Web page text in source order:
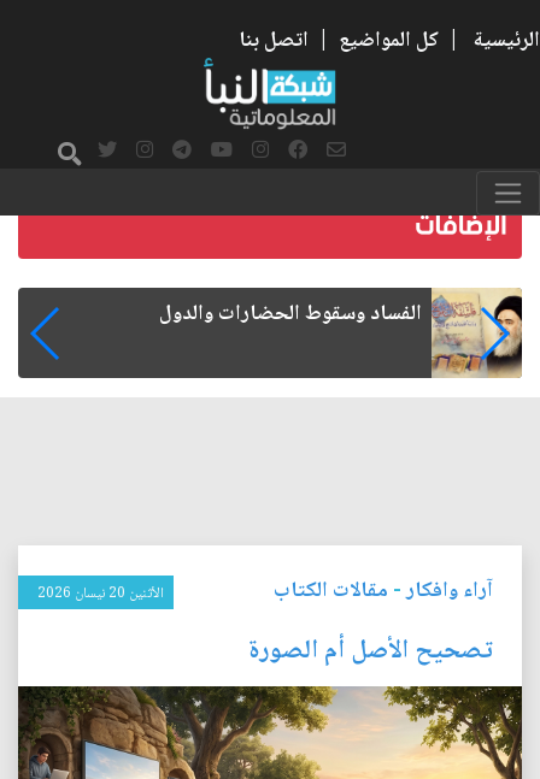
الرئيسية | كل المواضيع | اتصل بنا
رواتب الموظفين على صفيح ساخن
آراء وافكار- مقالات الكتاب الأثنين 20 نيسان 2026
تصحيح الأصل أم الصورة